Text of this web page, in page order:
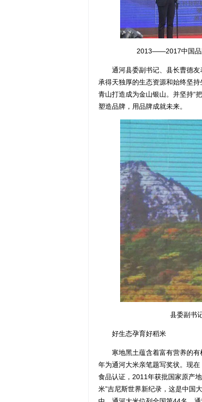
2013——2017中国品
通河县委副书记、县长曹德友
承得天独厚的生态资源和始终坚
青山打造成为金山银山。并坚持“
塑造品牌，用品牌成就未来。
县委副书
好生态孕育好稻米
寒地黑土蕴含着富有营养的有
年为通河大米亲笔题写奖状。现
食品认证，2011年获批国家原产
米”吉尼斯世界新纪录，这是中国